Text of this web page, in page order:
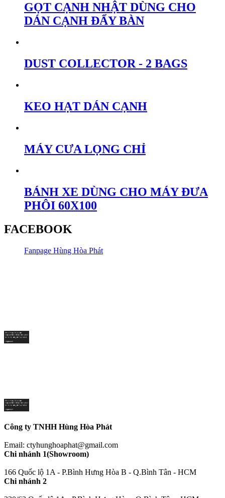
GỌT CẠNH NHẬT DÙNG CHO
DÁN CẠNH ĐẨY BÀN
DUST COLLECTOR - 2 BAGS
KEO HẠT DÁN CẠNH
MÁY CƯA LỌNG CHỈ
BÁNH XE DÙNG CHO MÁY ĐƯA
PHÔI 60X100
FACEBOOK
Fanpage Hùng Hòa Phát
Công ty TNHH Hùng Hòa Phát
Email: ctyhunghoaphat@gmail.com
Chi nhánh 1(Showroom)
166 Quốc lộ 1A - P.Bình Hưng Hòa B - Q.Bình Tân - HCM
Chi nhánh 2